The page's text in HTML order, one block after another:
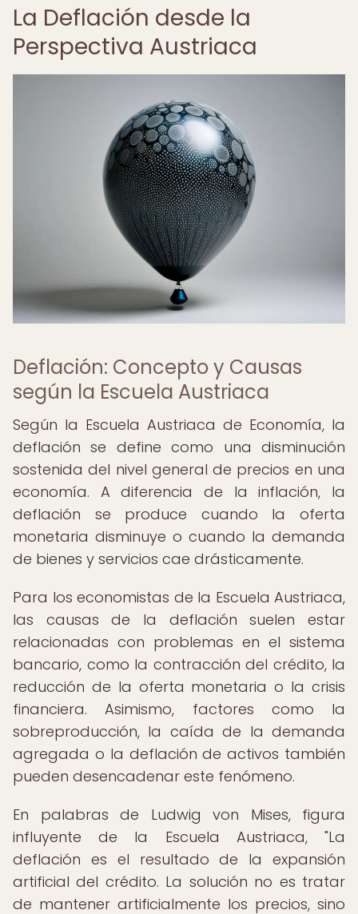
La Deflación desde la
Perspectiva Austriaca
Deflación: Concepto y Causas
según la Escuela Austriaca
Según la Escuela Austriaca de Economía, la
deflación se define como una disminución
sostenida del nivel general de precios en una
economía. A diferencia de la inflación, la
deflación se produce cuando la oferta
monetaria disminuye o cuando la demanda
de bienes y servicios cae drásticamente.
Para los economistas de la Escuela Austriaca,
las causas de la deflación suelen estar
relacionadas con problemas en el sistema
bancario, como la contracción del crédito, la
reducción de la oferta monetaria o la crisis
financiera. Asimismo, factores como la
sobreproducción, la caída de la demanda
agregada o la deflación de activos también
pueden desencadenar este fenómeno.
En palabras de Ludwig von Mises, figura
influyente de la Escuela Austriaca, "La
deflación es el resultado de la expansión
artificial del crédito. La solución no es tratar
de mantener artificialmente los precios, sino